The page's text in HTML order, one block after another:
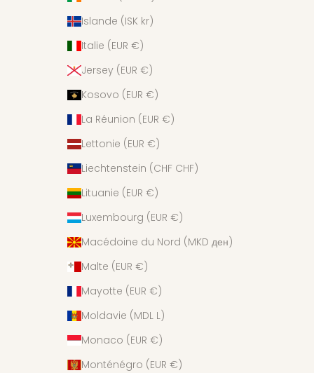
Islande (ISK kr)
Italie (EUR €)
Jersey (EUR €)
Kosovo (EUR €)
La Réunion (EUR €)
Lettonie (EUR €)
Liechtenstein (CHF CHF)
Lituanie (EUR €)
Luxembourg (EUR €)
Macédoine du Nord (MKD ден)
Malte (EUR €)
Mayotte (EUR €)
Moldavie (MDL L)
Monaco (EUR €)
Monténégro (EUR €)